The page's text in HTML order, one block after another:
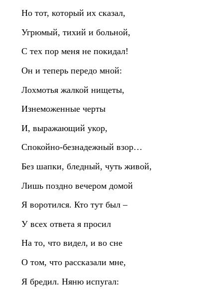
Но тот, который их сказал,
Угрюмый, тихий и больной,
С тех пор меня не покидал!
Он и теперь передо мной:
Лохмотья жалкой нищеты,
Изнеможенные черты
И, выражающий укор,
Спокойно‑безнадежный взор…
Без шапки, бледный, чуть живой,
Лишь поздно вечером домой
Я воротился. Кто тут был –
У всех ответа я просил
На то, что видел, и во сне
О том, что рассказали мне,
Я бредил. Няню испугал: